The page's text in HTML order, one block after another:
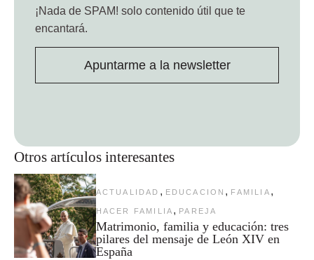
Otros artículos interesantes
ACTUALIDAD , EDUCACION , FAMILIA ,
HACER FAMILIA , PAREJA
Matrimonio, familia y educación: tres
pilares del mensaje de León XIV en
España
¡Nada de SPAM! solo contenido útil que te
encantará.
Apuntarme a la newsletter